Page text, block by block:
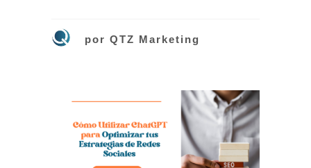
por QTZ Marketing